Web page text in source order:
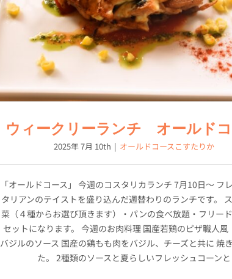
ウィークリーランチ オールド
2025年 7月 10th | オールドコースこすたりか
「オールドコース」 今週のコスタリカランチ 7月10日～ フ
タリアンのテイストを盛り込んだ週替わりのランチです。
菜（４種からお選び頂きます）・パンの食べ放題・フリー
セットになります。 今週のお肉料理 国産若鶏のピザ職人風
バジルのソース 国産の鶏もも肉をバジル、チーズと共に 焼
た。 2種類のソースと夏らしいフレッシュコーンと